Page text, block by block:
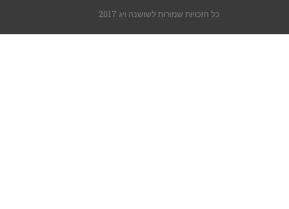
כל הזכויות שמורות לשושנה ויג 2017